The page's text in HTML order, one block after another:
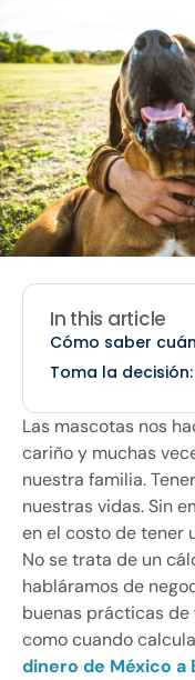
In this article
Cómo saber
Toma la
Las mascotas nos
cariño y muchas
nuestra familia.
nuestras vidas. Sin
en el costo de tener
No se trata de un
habláramos de
buenas prácticas de
como cuando
dinero de México a